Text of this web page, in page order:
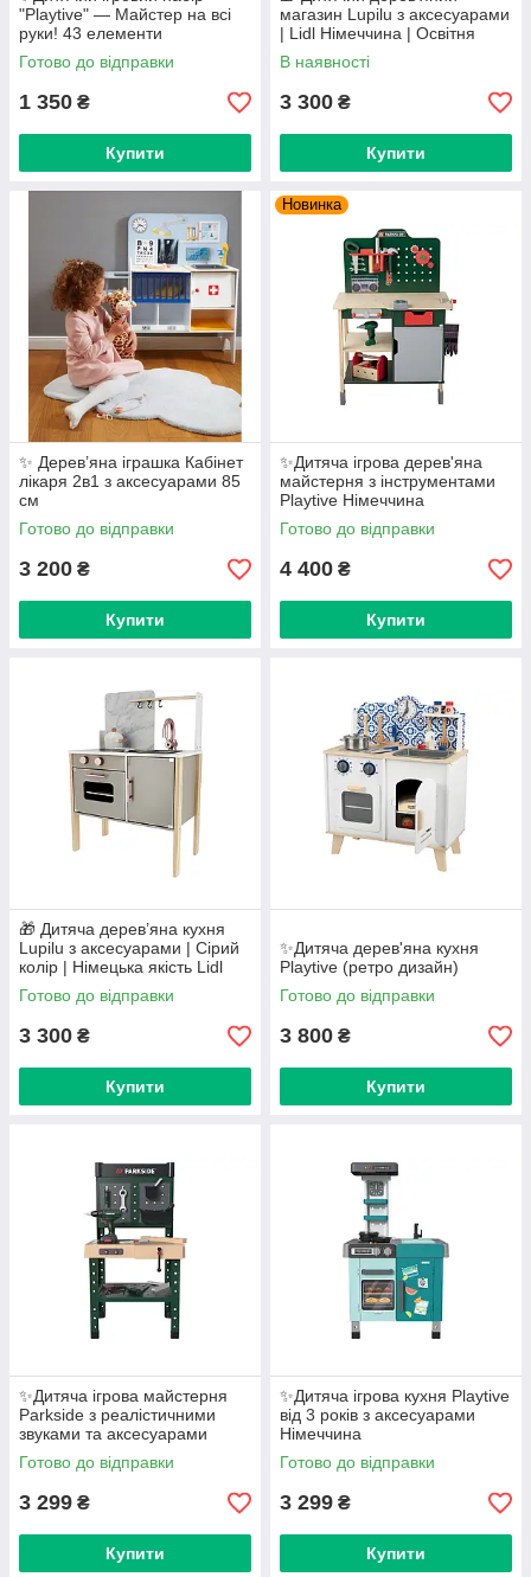
"Playtive" — Майстер на всі
руки! 43 елементи
Готово до відправки
1 350 ₴
Купити
магазин Lupilu з аксесуарами
| Lidl Німеччина | Освітня
іграшка
В наявності
3 300 ₴
Купити
✨ Дерев’яна іграшка Кабінет
лікаря 2в1 з аксесуарами 85
см
Готово до відправки
3 200 ₴
Купити
Новинка
✨Дитяча ігрова дерев'яна
майстерня з інструментами
Playtive Німеччина
Готово до відправки
4 400 ₴
Купити
🎁 Дитяча дерев’яна кухня
Lupilu з аксесуарами | Сірий
колір | Німецька якість Lidl
Готово до відправки
3 300 ₴
Купити
✨Дитяча дерев'яна кухня
Playtive (ретро дизайн)
Готово до відправки
3 800 ₴
Купити
✨Дитяча ігрова майстерня
Parkside з реалістичними
звуками та аксесуарами
Німеччина
Готово до відправки
3 299 ₴
Купити
✨Дитяча ігрова кухня Playtive
від 3 років з аксесуарами
Німеччина
Готово до відправки
3 299 ₴
Купити